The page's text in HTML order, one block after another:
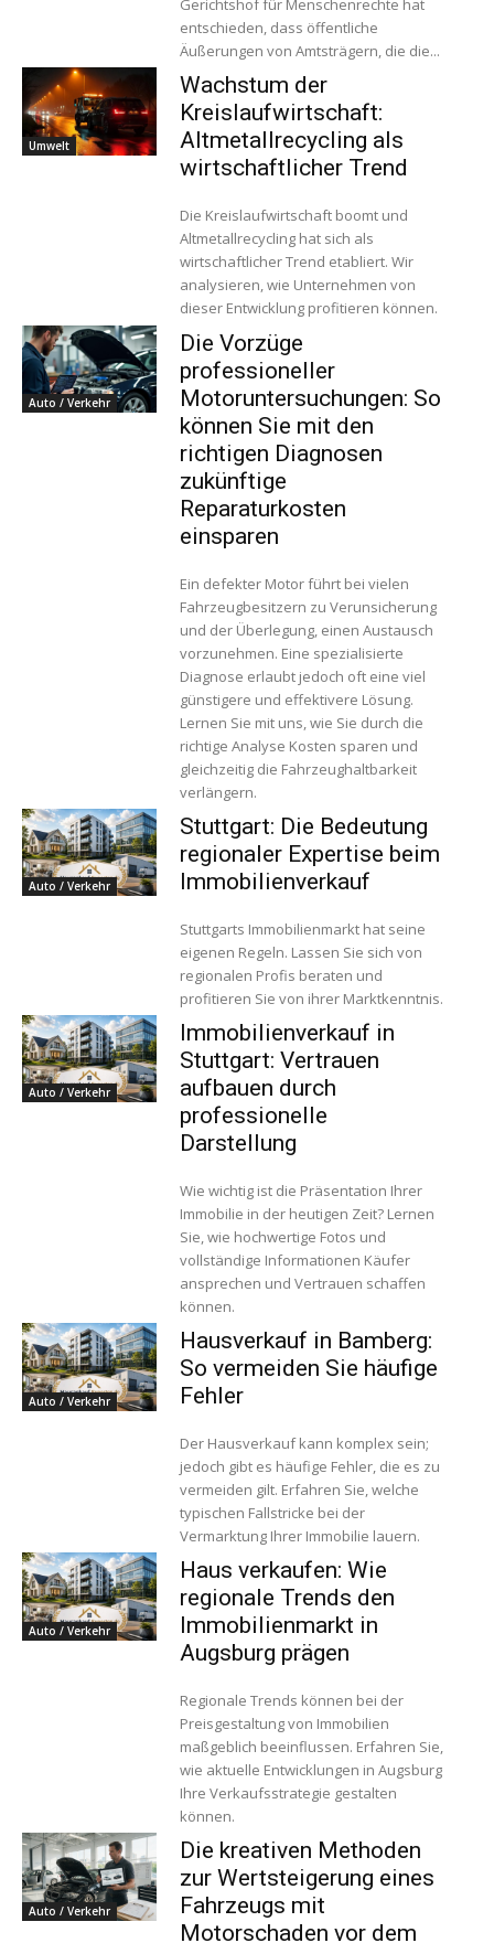
Gerichtshof für Menschenrechte hat
entschieden, dass öffentliche
Äußerungen von Amtsträgern, die die...
Umwelt
Wachstum der
Kreislaufwirtschaft:
Altmetallrecycling als
wirtschaftlicher Trend
Die Kreislaufwirtschaft boomt und
Altmetallrecycling hat sich als
wirtschaftlicher Trend etabliert. Wir
analysieren, wie Unternehmen von
dieser Entwicklung profitieren können.
Auto / Verkehr
Die Vorzüge
professioneller
Motoruntersuchungen: So
können Sie mit den
richtigen Diagnosen
zukünftige
Reparaturkosten
einsparen
Ein defekter Motor führt bei vielen
Fahrzeugbesitzern zu Verunsicherung
und der Überlegung, einen Austausch
vorzunehmen. Eine spezialisierte
Diagnose erlaubt jedoch oft eine viel
günstigere und effektivere Lösung.
Lernen Sie mit uns, wie Sie durch die
richtige Analyse Kosten sparen und
gleichzeitig die Fahrzeughaltbarkeit
verlängern.
Auto / Verkehr
Stuttgart: Die Bedeutung
regionaler Expertise beim
Immobilienverkauf
Stuttgarts Immobilienmarkt hat seine
eigenen Regeln. Lassen Sie sich von
regionalen Profis beraten und
profitieren Sie von ihrer Marktkenntnis.
Auto / Verkehr
Immobilienverkauf in
Stuttgart: Vertrauen
aufbauen durch
professionelle
Darstellung
Wie wichtig ist die Präsentation Ihrer
Immobilie in der heutigen Zeit? Lernen
Sie, wie hochwertige Fotos und
vollständige Informationen Käufer
ansprechen und Vertrauen schaffen
können.
Auto / Verkehr
Hausverkauf in Bamberg:
So vermeiden Sie häufige
Fehler
Der Hausverkauf kann komplex sein;
jedoch gibt es häufige Fehler, die es zu
vermeiden gilt. Erfahren Sie, welche
typischen Fallstricke bei der
Vermarktung Ihrer Immobilie lauern.
Auto / Verkehr
Haus verkaufen: Wie
regionale Trends den
Immobilienmarkt in
Augsburg prägen
Regionale Trends können bei der
Preisgestaltung von Immobilien
maßgeblich beeinflussen. Erfahren Sie,
wie aktuelle Entwicklungen in Augsburg
Ihre Verkaufsstrategie gestalten
können.
Auto / Verkehr
Die kreativen Methoden
zur Wertsteigerung eines
Fahrzeugs mit
Motorschaden vor dem